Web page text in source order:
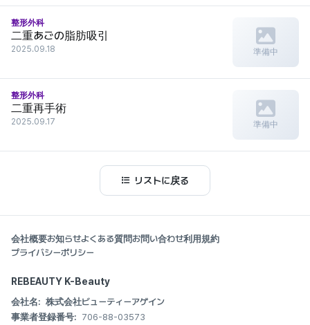
整形外科
二重あごの脂肪吸引
2025.09.18 準備中
整形外科
二重再手術
2025.09.17 準備中
リストに戻る
会社概要お知らせよくある質問お問い合わせ利用規約
プライバシーポリシー
REBEAUTY K-Beauty
会社名: 株式会社ビューティーアゲイン
事業者登録番号: 706-88-03573